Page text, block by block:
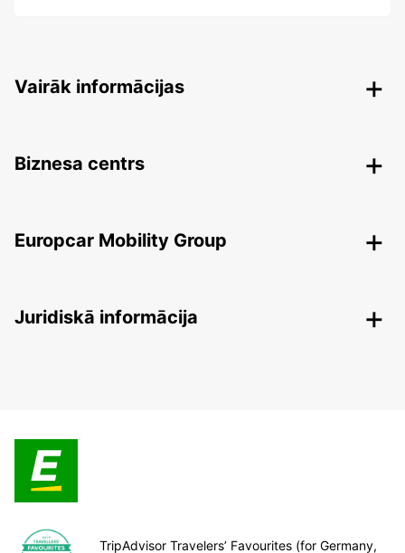
Vairāk informācijas
Biznesa centrs
Europcar Mobility Group
Juridiskā informācija
TripAdvisor Travelers’ Favourites (for Germany,